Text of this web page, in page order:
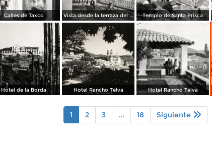
Calles de Taxco Vista desde la terraza del Hotel Taxqueño Templo de Santa Prisca
Hotel de la Borda Hotel Rancho Telva Hotel Rancho Telva
1 2 3 ... 18 Siguiente